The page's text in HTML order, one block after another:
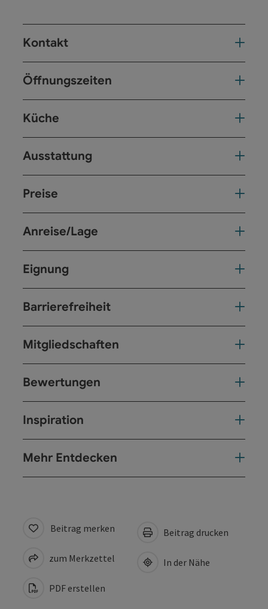
Kontakt
Öffnungszeiten
Küche
Ausstattung
Preise
Anreise/Lage
Eignung
Barrierefreiheit
Mitgliedschaften
Bewertungen
Inspiration
Mehr Entdecken
Beitrag merken
zum Merkzettel
PDF erstellen
Beitrag drucken
In der Nähe